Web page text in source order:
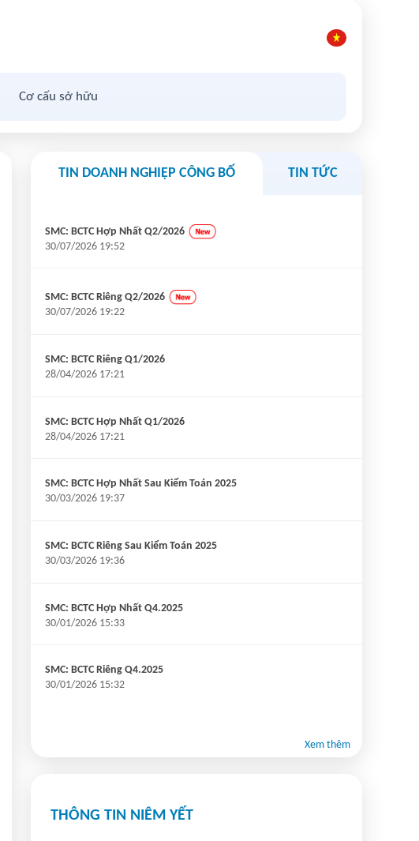
Cơ cấu sở hữu
TIN DOANH NGHIỆP CÔNG BỐ TIN TỨC
SMC: BCTC Hợp Nhất Q2/2026
30/07/2026 19:52
SMC: BCTC Riêng Q2/2026
30/07/2026 19:22
SMC: BCTC Riêng Q1/2026
28/04/2026 17:21
SMC: BCTC Hợp Nhất Q1/2026
28/04/2026 17:21
SMC: BCTC Hợp Nhất Sau Kiểm Toán 2025
30/03/2026 19:37
SMC: BCTC Riêng Sau Kiểm Toán 2025
30/03/2026 19:36
SMC: BCTC Hợp Nhất Q4.2025
30/01/2026 15:33
SMC: BCTC Riêng Q4.2025
30/01/2026 15:32
Xem thêm
THÔNG TIN NIÊM YẾT